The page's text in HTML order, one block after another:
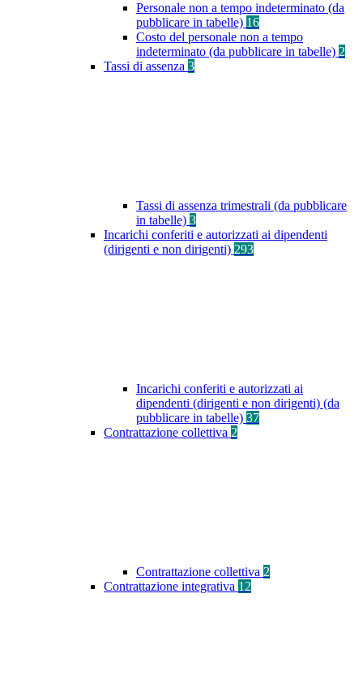
Personale non a tempo indeterminato (da
pubblicare in tabelle) 16
Costo del personale non a tempo
indeterminato (da pubblicare in tabelle) 2
Tassi di assenza 3
Tassi di assenza trimestrali (da pubblicare
in tabelle) 3
Incarichi conferiti e autorizzati ai dipendenti
(dirigenti e non dirigenti) 293
Incarichi conferiti e autorizzati ai
dipendenti (dirigenti e non dirigenti) (da
pubblicare in tabelle) 37
Contrattazione collettiva 2
Contrattazione collettiva 2
Contrattazione integrativa 12